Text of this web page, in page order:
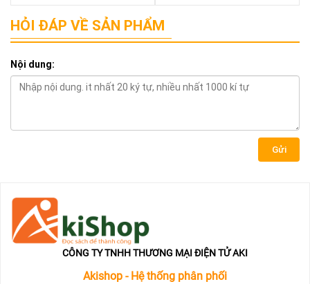
HỎI ĐÁP VỀ SẢN PHẨM
Nội dung:
Gửi
CÔNG TY TNHH THƯƠNG MẠI ĐIỆN TỬ AKI
Akishop - Hệ thống phân phối